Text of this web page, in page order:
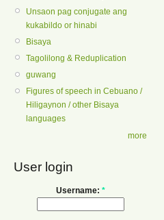
Unsaon pag conjugate ang
kukabildo or hinabi
Bisaya
Tagolilong & Reduplication
guwang
Figures of speech in Cebuano /
Hiligaynon / other Bisaya
languages
more
User login
Username: *